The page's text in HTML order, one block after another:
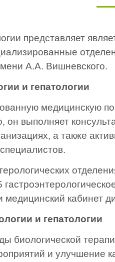
представляет
А.А. Вишневского.
и гепатологии
медицинскую
он выполняет
а также
кабинет
и гепатологии
биологической
и